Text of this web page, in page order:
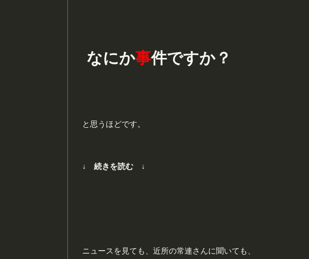
なにか事件ですか？
と思うほどです。
↓ 続きを読む ↓
ニュースを見ても、近所の常連さんに聞いても、